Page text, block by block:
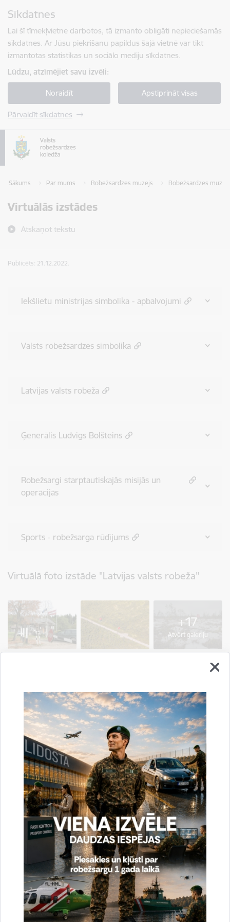
Sīkdatnes
Lai šī tīmekļvietne darbotos, tā izmanto obligāti nepieciešamās
sīkdatnes. Ar Jūsu piekrišanu papildus šajā vietnē var tikt
izmantotas statistikas un sociālo mediju sīkdatnes.
Lūdzu, atzīmējiet savu izvēli:
Noraidīt Apstiprināt visas
Pārvaldīt sīkdatnes
Sākums Par mums Robežsardzes muzejs Robežsardzes
Virtuālās izstādes
Atskaņot tekstu
Publicēts: 21.12.2022.
Iekšlietu ministrijas simbolika - apbalvojumi
Valsts robežsardzes simbolika
Latvijas valsts robeža
Ģenerālis Ludvigs Bolšteins
Robežsargi starptautiskajās misijās un
operācijās
Sports - robežsarga rūdījums
Virtuālā foto izstāde "Latvijas valsts robeža"
+17
Atvērt galeriju
Drukāt lapu
Dalīties
Vai šī informācija bija noderīga?